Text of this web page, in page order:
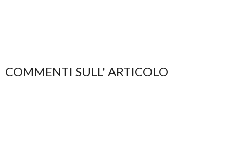
COMMENTI SULL' ARTICOLO